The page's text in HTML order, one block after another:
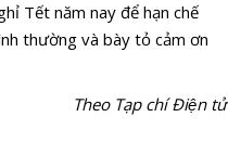
Tết năm nay để hạn chế
thường và bày tỏ cảm ơn
Theo Tạp chí Điện tử